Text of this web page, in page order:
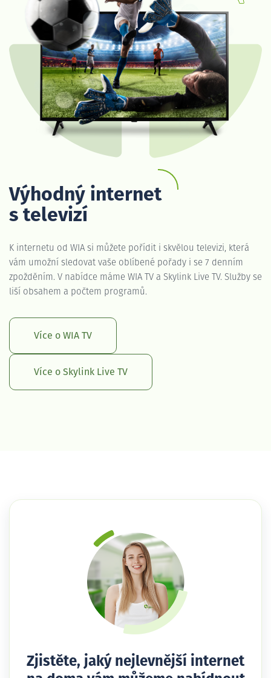
Výhodný internet
s televizí
K internetu od WIA si můžete pořídit i skvělou televizi, která
vám umožní sledovat vaše oblíbené pořady i se 7 denním
zpožděním. V nabídce máme WIA TV a Skylink Live TV. Služby se
liší obsahem a počtem programů.
Více o WIA TV
Více o Skylink Live TV
Zjistěte, jaký nejlevnější internet